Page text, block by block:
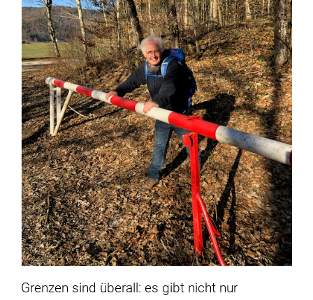
Grenzen sind überall: es gibt nicht nur